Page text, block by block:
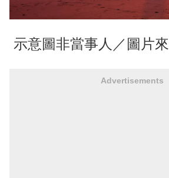
示意圖非當事人／圖片
Advertisements